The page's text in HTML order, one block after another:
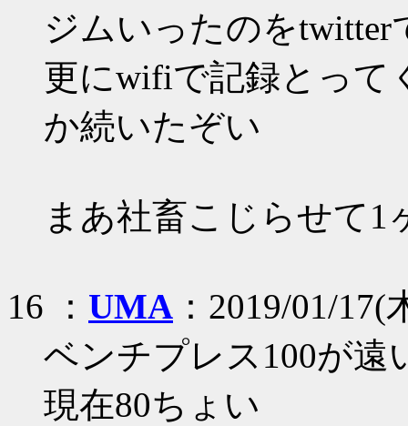
ジムいったのをtwitter
更にwifiで記録とって
か続いたぞい
まあ社畜こじらせて1
16 ： UMA ：2019/01/17(
ベンチプレス100が遠
現在80ちょい